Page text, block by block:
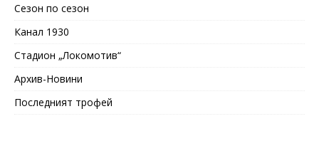
Сезон по сезон
Канал 1930
Стадион „Локомотив“
Архив-Новини
Последният трофей